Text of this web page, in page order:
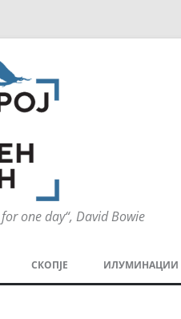
one day“, David Bowie
содржината
СКОПЈЕ ИЛУМИНАЦИИ